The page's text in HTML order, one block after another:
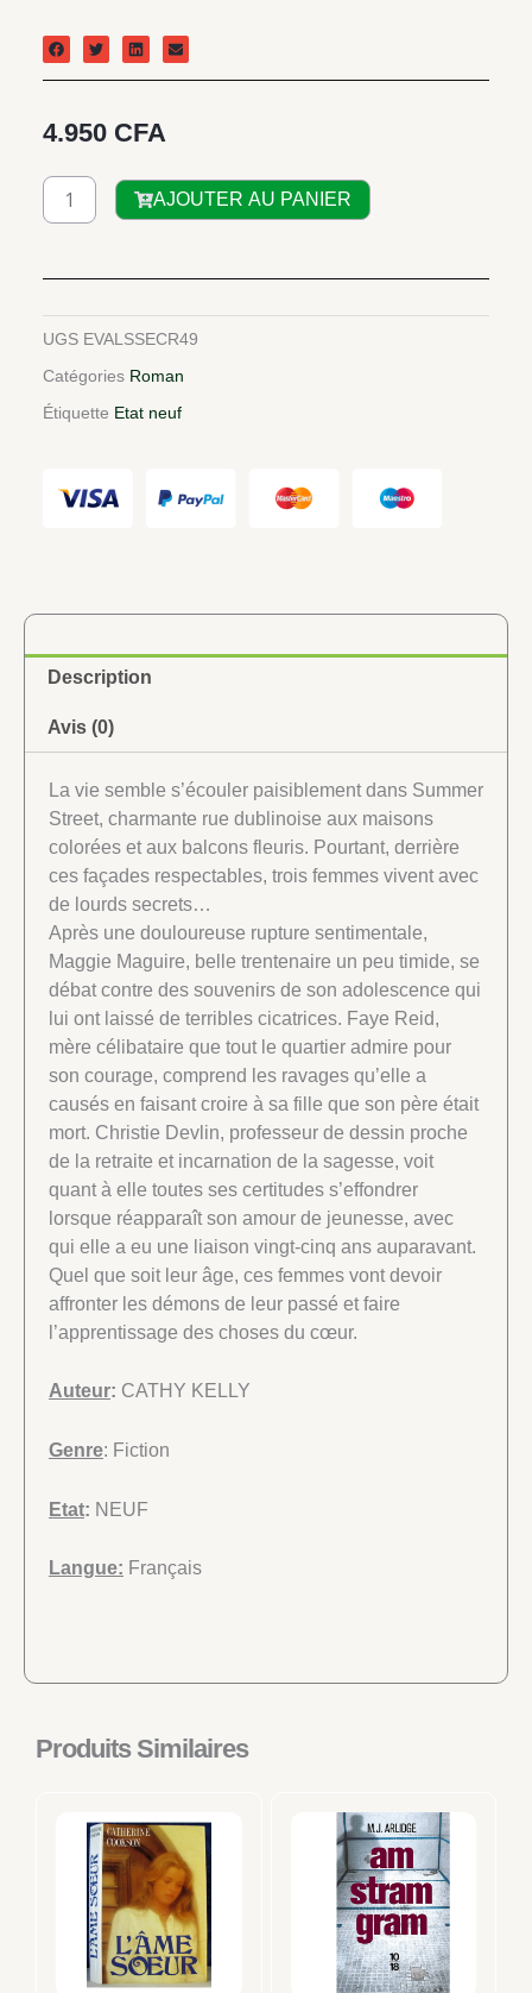
4.950 CFA
quantité
de
SECRETS
SUMMER
AJOUTER AU PANIER
UGS EVALSSECR49
Catégories Roman
Étiquette Etat neuf
Description
Avis (0)
La vie semble s’écouler paisiblement dans Summer
Street, charmante rue dublinoise aux maisons
colorées et aux balcons fleuris. Pourtant, derrière
ces façades respectables, trois femmes vivent avec
de lourds secrets…
Après une douloureuse rupture sentimentale,
Maggie Maguire, belle trentenaire un peu timide, se
débat contre des souvenirs de son adolescence qui
lui ont laissé de terribles cicatrices. Faye Reid,
mère célibataire que tout le quartier admire pour
son courage, comprend les ravages qu’elle a
causés en faisant croire à sa fille que son père était
mort. Christie Devlin, professeur de dessin proche
de la retraite et incarnation de la sagesse, voit
quant à elle toutes ses certitudes s’effondrer
lorsque réapparaît son amour de jeunesse, avec
qui elle a eu une liaison vingt-cinq ans auparavant.
Quel que soit leur âge, ces femmes vont devoir
affronter les démons de leur passé et faire
l’apprentissage des choses du cœur.
Auteur: CATHY KELLY
Genre: Fiction
Etat: NEUF
Langue: Français
Produits Similaires